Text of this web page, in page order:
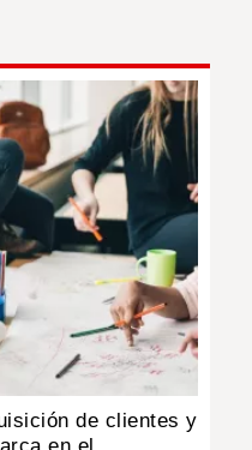
de clientes y